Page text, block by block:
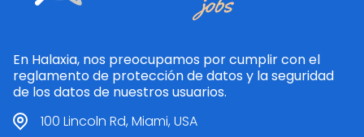
En Halaxia, nos preocupamos por cumplir con el
reglamento de protección de datos y la seguridad
de los datos de nuestros usuarios.
100 Lincoln Rd, Miami, USA